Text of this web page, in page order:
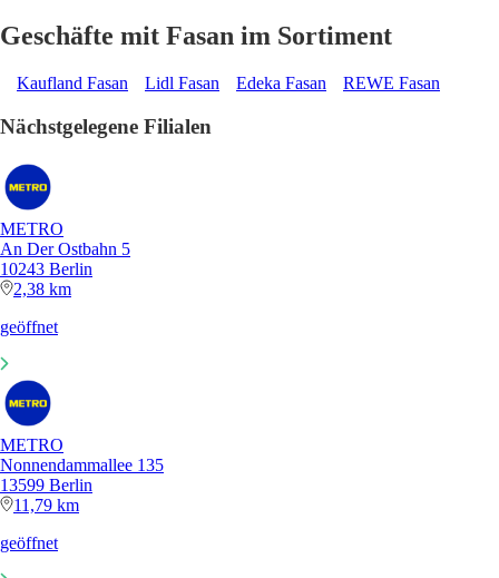
Geschäfte mit Fasan im Sortiment
Kaufland Fasan Lidl Fasan Edeka Fasan REWE Fasan
Nächstgelegene Filialen
METRO
An Der Ostbahn 5
10243 Berlin
2,38 km
geöffnet
METRO
Nonnendammallee 135
13599 Berlin
11,79 km
geöffnet